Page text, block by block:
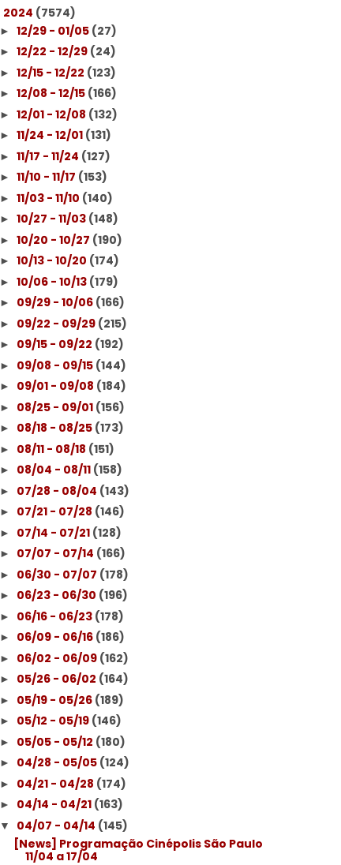
2024 (7574)
►12/29 - 01/05 (27)
►12/22 - 12/29 (24)
►12/15 - 12/22 (123)
►12/08 - 12/15 (166)
►12/01 - 12/08 (132)
►11/24 - 12/01 (131)
►11/17 - 11/24 (127)
►11/10 - 11/17 (153)
►11/03 - 11/10 (140)
►10/27 - 11/03 (148)
►10/20 - 10/27 (190)
►10/13 - 10/20 (174)
►10/06 - 10/13 (179)
► 09/29 - 10/06 (166)
► 09/22 - 09/29 (215)
► 09/15 - 09/22 (192)
► 09/08 - 09/15 (144)
► 09/01 - 09/08 (184)
► 08/25 - 09/01 (156)
► 08/18 - 08/25 (173)
► 08/11 - 08/18 (151)
► 08/04 - 08/11 (158)
► 07/28 - 08/04 (143)
► 07/21 - 07/28 (146)
► 07/14 - 07/21 (128)
► 07/07 - 07/14 (166)
► 06/30 - 07/07 (178)
► 06/23 - 06/30 (196)
► 06/16 - 06/23 (178)
► 06/09 - 06/16 (186)
► 06/02 - 06/09 (162)
► 05/26 - 06/02 (164)
► 05/19 - 05/26 (189)
► 05/12 - 05/19 (146)
► 05/05 - 05/12 (180)
► 04/28 - 05/05 (124)
► 04/21 - 04/28 (174)
► 04/14 - 04/21 (163)
▼ 04/07 - 04/14 (145)
[News] Programação Cinépolis São Paulo
11/04 a 17/04